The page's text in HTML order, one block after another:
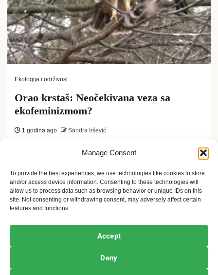
Manage Consent
To provide the best experiences, we use technologies like cookies to store
and/or access device information. Consenting to these technologies will
allow us to process data such as browsing behavior or unique IDs on this
site. Not consenting or withdrawing consent, may adversely affect certain
features and functions.
Accept
Deny
Ekologija i održivost
Orao krstaš: Neočekivana veza sa
ekofeminizmom?
1 godina ago Sandra Iršević
Orao krstaš u Srbiji, veličanstvena ptica grabljivica,
nije samo simbol moći i slobode, već i deo
nacionalnog identiteta Srbije. Njegov...
Ekologija i održivost